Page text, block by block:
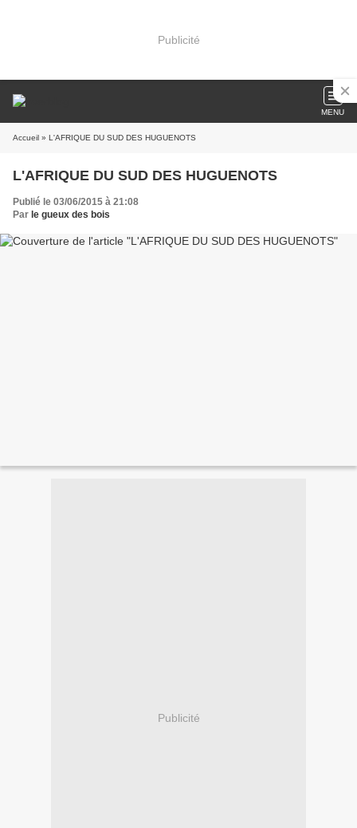
Publicité
MENU
Accueil » L'AFRIQUE DU SUD DES HUGUENOTS
L'AFRIQUE DU SUD DES HUGUENOTS
Publié le 03/06/2015 à 21:08
Par le gueux des bois
Publicité